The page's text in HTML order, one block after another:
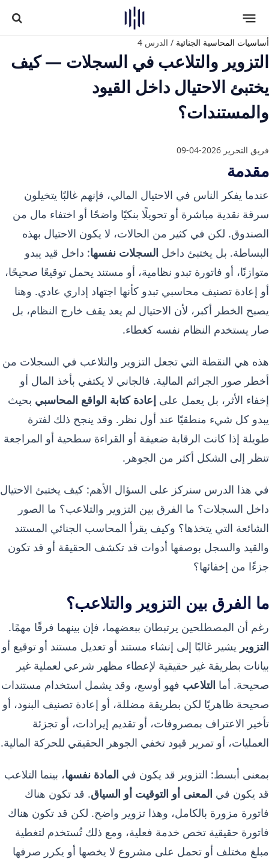
أساسيات المحاسبة الجنائية / الدرس 4
التزوير والتلاعب في السجلات — كيف
يختبئ الاحتيال داخل القيود
والمستندات؟
فريق التحرير 2026-04-09
مقدمة
عندما يفكر الناس في الاحتيال المالي، فإنهم غالبًا يتخيلون
سرقة نقدية مباشرة أو تحويلًا بنكيًا واضحًا أو اختفاء مال من
الصندوق. لكن في كثير من الحالات، لا يكون الاحتيال بهذه
البساطة. بل يختبئ داخل السجلات نفسها: داخل قيد يبدو
متوازنًا، أو فاتورة تبدو نظامية، أو مستند يحمل توقيعًا صحيحًا،
أو إعادة تصنيف محاسبي تبدو كأنها اجتهاد إداري عادي. وهنا
يصبح الخطر أكبر، لأن الاحتيال لم يعد يقف خارج النظام، بل
صار يستخدم النظام نفسه كغطاء.
هذه هي النقطة التي تجعل التزوير والتلاعب في السجلات من
أخطر صور الجرائم المالية. فالجاني لا يكتفي بأخذ المال أو
إخفاء الأثر، بل يعمل على إعادة كتابة الواقع المحاسبي بحيث
يبدو كل شيء منطقيًا عند أول نظر. وقد ينجح ذلك لفترة
طويلة إذا كانت الرقابة ضعيفة أو القراءة سطحية أو المراجعة
تنظر إلى الشكل أكثر من الجوهر.
في هذا الدرس سنركز على السؤال الأهم: كيف يختبئ الاحتيال
داخل السجلات؟ ما الفرق بين التزوير والتلاعب؟ ما الصور
الشائعة التي يتخذها؟ وكيف يقرأ المحاسب الجنائي المستند
والقيد والسجل بوصفها أدوات قد تكشف الحقيقة أو قد تكون
جزءًا من إخفائها؟
ما الفرق بين التزوير والتلاعب؟
رغم أن المصطلحين يرتبطان ببعضهما، فإن بينهما فرقًا مهمًا.
التزوير يشير غالبًا إلى إنشاء مستند أو تعديل مستند أو توقيع أو
بيانات بطريقة غير حقيقية لإعطاء مظهر شرعي لعملية غير
صحيحة. أما التلاعب فهو أوسع، وقد يشمل استخدام مستندات
صحيحة ظاهريًا لكن بطريقة مضللة، أو إعادة تصنيف البنود، أو
تأخير الاعتراف بمصروفات، أو تقديم إيرادات، أو تجزئة
العمليات، أو تمرير قيود تخفي الجوهر الحقيقي للحركة المالية.
بمعنى أبسط: التزوير قد يكون في المادة نفسها، بينما التلاعب
قد يكون في المعنى أو التوقيت أو السياق. قد تكون هناك
فاتورة مزورة بالكامل، وهذا تزوير واضح. لكن قد تكون هناك
فاتورة حقيقية تخص خدمة فعلية، ومع ذلك تُستخدم لتغطية
مبلغ مختلف أو تحمل على مشروع لا يخصها أو يكرر صرفها